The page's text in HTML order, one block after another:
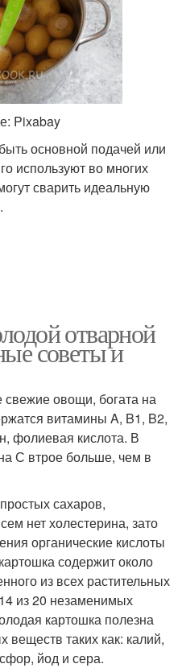
Pixabay
основной подачей или
используют во многих
сварить идеальную
отварной
советы и
свежие овощи, богата на
витамины A, B1, B2,
фолиевая кислота. В
С втрое больше, чем в
сахаров,
нет холестерина, зато
органические кислоты
содержит около
из всех растительных
из 20 незаменимых
картошка полезна
веществ таких как: калий,
йод и сера.